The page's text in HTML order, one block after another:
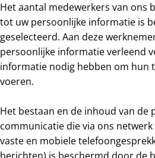
Het aantal medewerkers van ons
tot uw persoonlijke informatie is
geselecteerd. Aan deze
persoonlijke informatie verleend
informatie nodig hebben om hun
voeren.
Het bestaan en de inhoud van de
communicatie die via ons
vaste en mobiele